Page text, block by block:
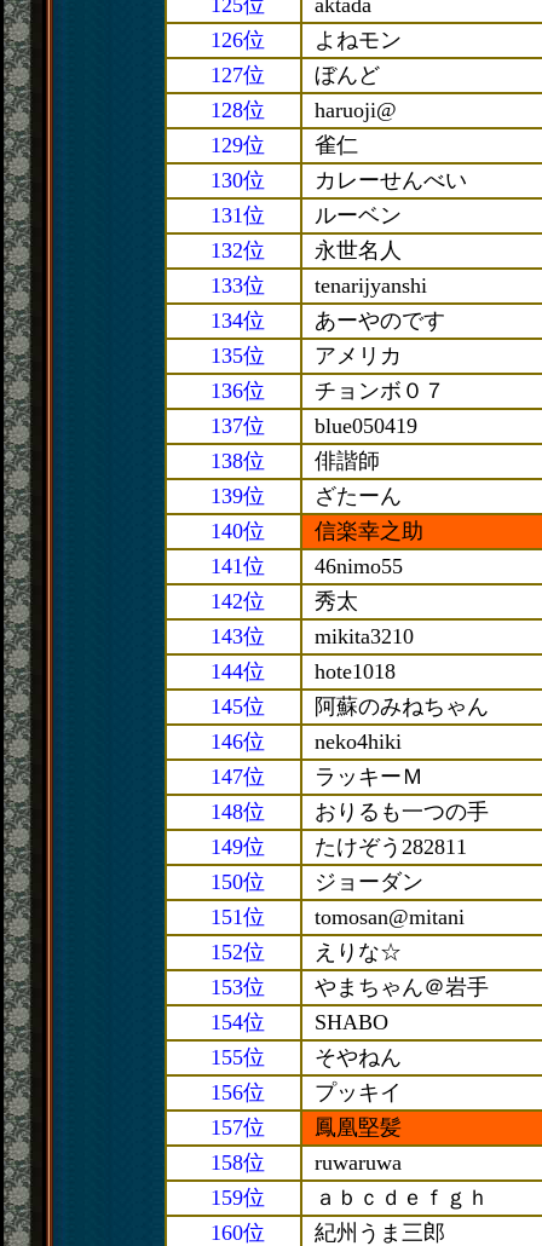
125位
aktada
126位
よねモン
127位
ぼんど
128位
haruoji@
129位
雀仁
130位
カレーせんべい
131位
ルーベン
132位
永世名人
133位
tenarijyanshi
134位
あーやのです
135位
アメリカ
136位
チョンボ０７
137位
blue050419
138位
俳諧師
139位
ざたーん
140位
信楽幸之助
141位
46nimo55
142位
秀太
143位
mikita3210
144位
hote1018
145位
阿蘇のみねちゃん
146位
neko4hiki
147位
ラッキーＭ
148位
おりるも一つの手
149位
たけぞう282811
150位
ジョーダン
151位
tomosan@mitani
152位
えりな☆
153位
やまちゃん＠岩手
154位
SHABO
155位
そやねん
156位
プッキイ
157位
鳳凰堅髪
158位
ruwaruwa
159位
ａｂｃｄｅｆｇｈ
160位
紀州うま三郎